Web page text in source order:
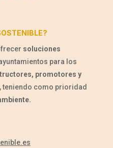
soluciones
para los
promotores y
, teniendo como prioridad